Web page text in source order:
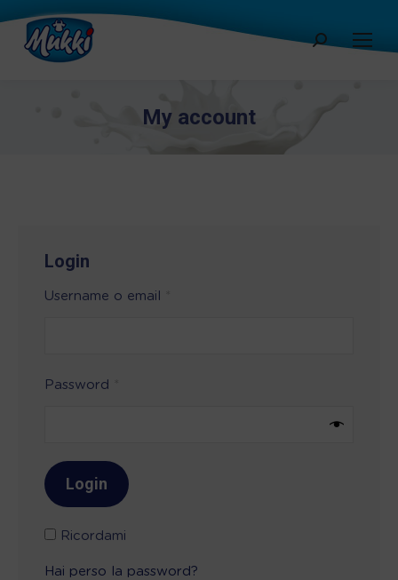
Cerca:
My account
Login
Username o email
Password
Ricordami
Hai perso la password?